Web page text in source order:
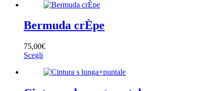
Bermuda crÈpe
75,00€
Scegli
ha